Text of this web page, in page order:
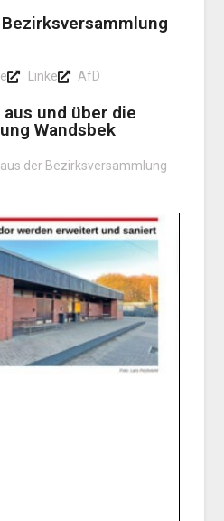
Linke AfD
und über die
Wandsbek
der Bezirksversammlung